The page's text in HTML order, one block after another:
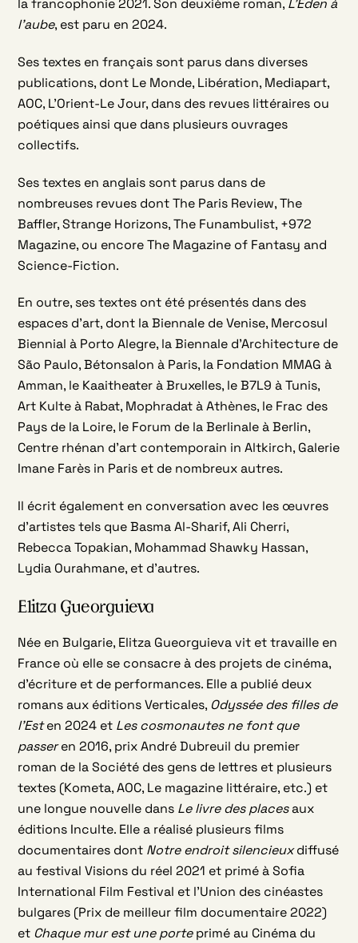
la francophonie 2021. Son deuxième roman, L’Éden à
l’aube, est paru en 2024.
Ses textes en français sont parus dans diverses
publications, dont Le Monde, Libération, Mediapart,
AOC, L’Orient-Le Jour, dans des revues littéraires ou
poétiques ainsi que dans plusieurs ouvrages
collectifs.
Ses textes en anglais sont parus dans de
nombreuses revues dont The Paris Review, The
Baffler, Strange Horizons, The Funambulist, +972
Magazine, ou encore The Magazine of Fantasy and
Science-Fiction.
En outre, ses textes ont été présentés dans des
espaces d’art, dont la Biennale de Venise, Mercosul
Biennial à Porto Alegre, la Biennale d’Architecture de
São Paulo, Bétonsalon à Paris, la Fondation MMAG à
Amman, le Kaaitheater à Bruxelles, le B7L9 à Tunis,
Art Kulte à Rabat, Mophradat à Athènes, le Frac des
Pays de la Loire, le Forum de la Berlinale à Berlin,
Centre rhénan d’art contemporain in Altkirch, Galerie
Imane Farès in Paris et de nombreux autres.
Il écrit également en conversation avec les œuvres
d’artistes tels que Basma Al-Sharif, Ali Cherri,
Rebecca Topakian, Mohammad Shawky Hassan,
Lydia Ourahmane, et d’autres.
Elitza Gueorguieva
Née en Bulgarie, Elitza Gueorguieva vit et travaille en
France où elle se consacre à des projets de cinéma,
d’écriture et de performances. Elle a publié deux
romans aux éditions Verticales, Odyssée des filles de
l’Esten 2024 et Les cosmonautes ne font que
passeren 2016, prix André Dubreuil du premier
roman de la Société des gens de lettres et plusieurs
textes (Kometa, AOC, Le magazine littéraire, etc.) et
une longue nouvelle dans Le livre des placesaux
éditions Inculte. Elle a réalisé plusieurs films
documentaires dont Notre endroit silencieuxdiffusé
au festival Visions du réel 2021 et primé à Sofia
International Film Festival et l’Union des cinéastes
bulgares (Prix de meilleur film documentaire 2022)
et Chaque mur est une porteprimé au Cinéma du